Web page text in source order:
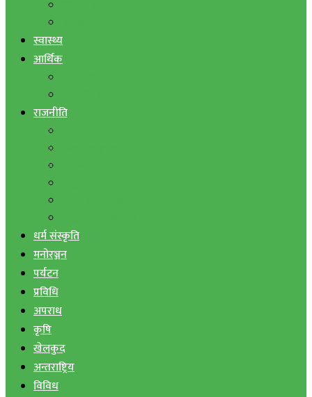
स्वास्थ्य
आर्थिक
राजनीति
धर्म संस्कृति
मनोरञ्जन
पर्यटन
प्रविधि
अपराध
कृषि
खेलकुद
अन्तराष्ट्रिय
विविध